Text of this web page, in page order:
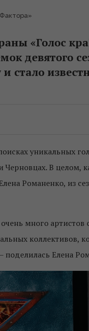
«Голос
девятого
стало
уникальных
Черновцах. В целом,
Романенко, из
много артистов
коллективов,
поделилась Елена